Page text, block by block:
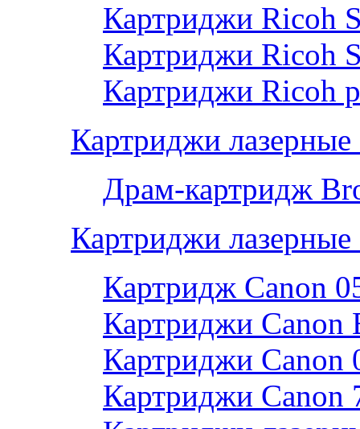
Картриджи Ricoh
Картриджи Ricoh
Картриджи Ricoh
Картриджи
Драм-картридж
Картриджи лазерные
Картридж Canon
Картриджи Canon
Картриджи Canon
Картриджи Canon